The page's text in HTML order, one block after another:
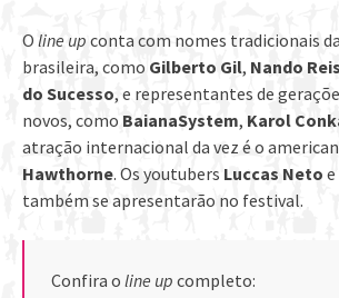
O line up conta com nomes tradicionais
brasileira, como Gilberto Gil, Nando Reis
do Sucesso, e representantes de
novos, como BaianaSystem, Karol
atração internacional da vez é o
Hawthorne. Os youtubers Luccas Neto e
também se apresentarão no festival.
Confira o line up completo: